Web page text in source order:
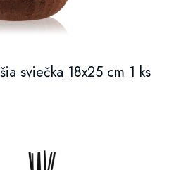
sviečka 18x25 cm 1 ks